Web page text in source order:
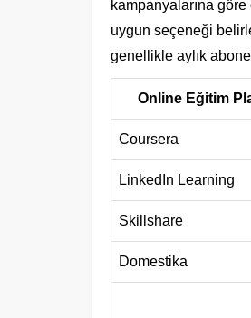
kampanyalarına
uygun seçeneği
genellikle aylık
Online Eğitim
Coursera
LinkedIn Learning
Skillshare
Domestika